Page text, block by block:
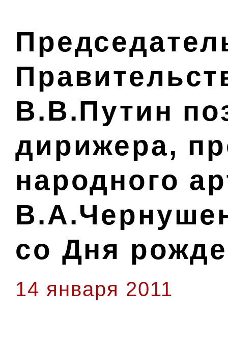
В.В.Путин
дирижера,
народного
со Дня
14 января 2011